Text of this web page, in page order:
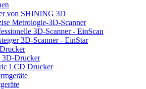
von SHINING 3D
Metrologie-3D-Scanner
3D-Scanner - EinScan
3D-Scanner - EinStar
Drucker
LCD Drucker